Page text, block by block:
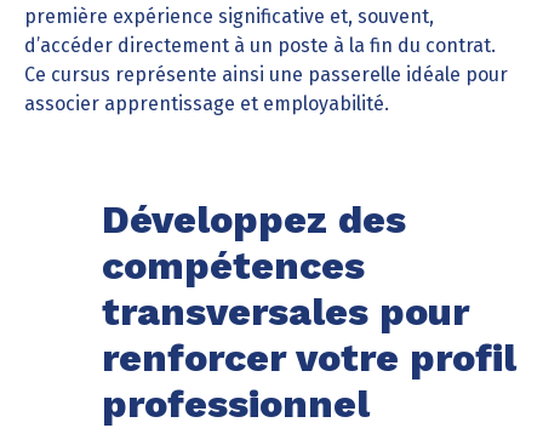
première expérience significative et, souvent,
d’accéder directement à un poste à la fin du contrat.
Ce cursus représente ainsi une passerelle idéale pour
associer apprentissage et employabilité.
Développez des
compétences
transversales pour
renforcer votre profil
professionnel